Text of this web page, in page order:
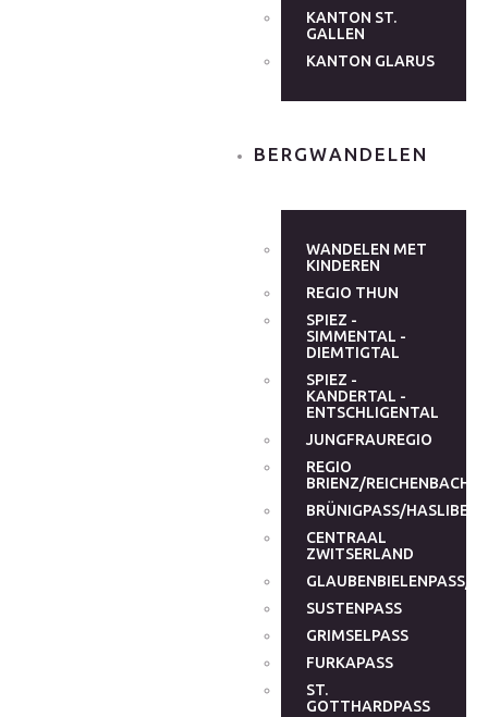
KANTON ST.
GALLEN
KANTON GLARUS
BERGWANDELEN
WANDELEN MET
KINDEREN
REGIO THUN
SPIEZ -
SIMMENTAL -
DIEMTIGTAL
SPIEZ -
KANDERTAL -
ENTSCHLIGENTAL
JUNGFRAUREGIO
REGIO
BRIENZ/
BRÜNIGPASS/HASLIBERG
CENTRAAL
ZWITSERLAND
GLAUBENBIELENPASS/
SUSTENPASS
GRIMSELPASS
FURKAPASS
ST.
GOTTHARDPASS